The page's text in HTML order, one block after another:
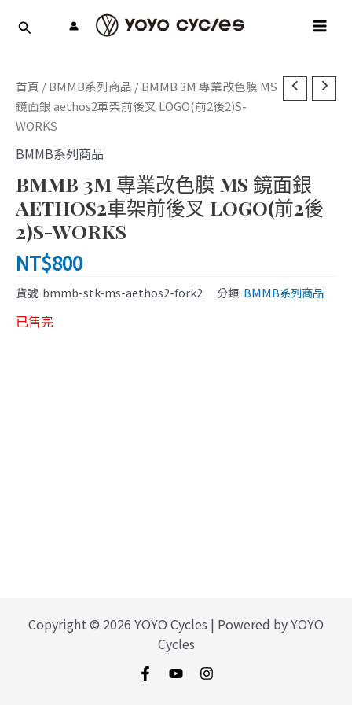
首頁 /BMMB系列商品 / BMMB 3M 專業改色膜 MS
鏡面銀 aethos2車架前後叉 LOGO(前2後2)S-
WORKS
BMMB系列商品
BMMB 3M 專業改色膜 MS 鏡面銀
AETHOS2車架前後叉 LOGO(前2後
2)S-WORKS
NT$800
貨號: bmmb-stk-ms-aethos2-fork2 分類: BMMB系列商品
已售完
Copyright © 2026 YOYO Cycles | Powered by YOYO
Cycles